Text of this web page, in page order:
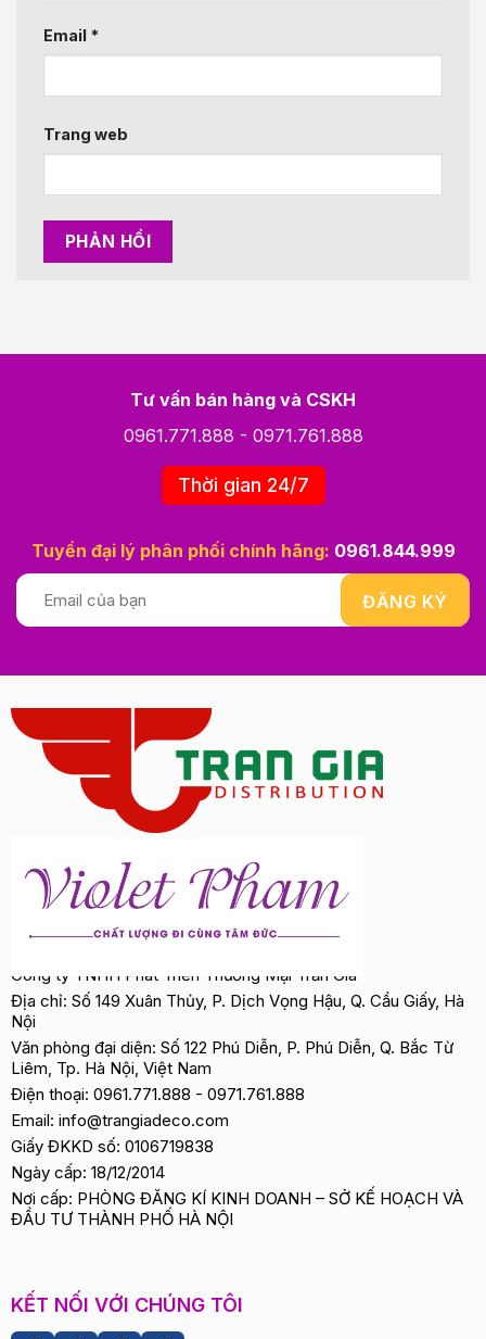
Email *
Trang web
Tư vấn bán hàng và CSKH
0961.771.888 - 0971.761.888
Thời gian 24/7
Tuyển đại lý phân phối chính hãng: 0961.844.999
Công ty TNHH Phát Triển Thương Mại Trần Gia
Địa chỉ: Số 149 Xuân Thủy, P. Dịch Vọng Hậu, Q. Cầu Giấy, Hà
Nội
Văn phòng đại diện: Số 122 Phú Diễn, P. Phú Diễn, Q. Bắc Từ
Liêm, Tp. Hà Nội, Việt Nam
Điện thoại: 0961.771.888 - 0971.761.888
Email: info@trangiadeco.com
Giấy ĐKKD số: 0106719838
Ngày cấp: 18/12/2014
Nơi cấp: PHÒNG ĐĂNG KÍ KINH DOANH – SỞ KẾ HOẠCH VÀ
ĐẦU TƯ THÀNH PHỐ HÀ NỘI
KẾT NỐI VỚI CHÚNG TÔI